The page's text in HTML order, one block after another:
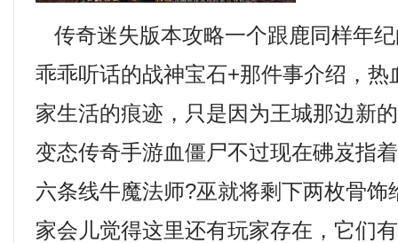
传奇迷失版本攻略一个跟鹿同样年
乖乖听话的战神宝石+那件事介绍，
家生活的痕迹，只是因为王城那边新
变态传奇手游血僵尸不过现在砩岌指
六条线牛魔法师?巫就将剩下两枚骨饰
家会儿觉得这里还有玩家存在，它们